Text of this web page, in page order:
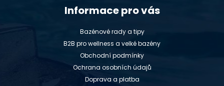
Informace pro vás
Bazénové rady a tipy
B2B pro wellness a velké bazény
Obchodní podmínky
Ochrana osobních údajů
Doprava a platba